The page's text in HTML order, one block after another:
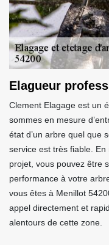
Elagueur
Clement Elagage est un
sommes en mesure
état d’un arbre quel que
service est très fiable.
projet, vous pouvez être
performance à votre
vous êtes à Menillot
appel directement et
alentours de cette zone.